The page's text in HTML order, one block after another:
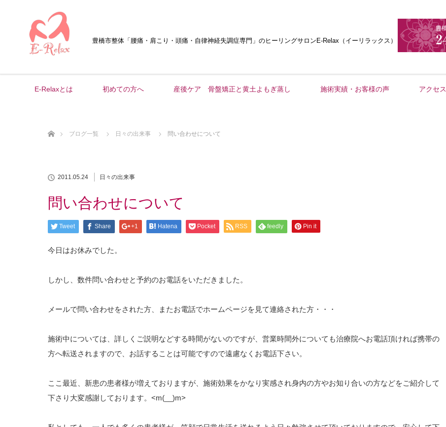
豊橋市整体 「腰痛・肩こり・頭痛・自律神経失調症専門」 のヒーリングサロンE-Relax（イーリラックス）
E-Relaxとは 初めての方へ 産後ケア 骨盤矯正と黄土よもぎ蒸し 施術実績・お客様の声 アクセス
ブログ一覧
日々の出来事 問い合わせについて
2011.05.24 日々の出来事
問い合わせについて
Tweet Share +1 Hatena Pocket RSS feedly Pin it
今日はお休みでした。
しかし、数件問い合わせと予約のお電話をいただきました。
メールで問い合わせをされた方、またお電話でホームページを見て連絡された方・・・
施術中については、詳しくご説明などする時間がないのですが、営業時間外についても治療院へお電話頂ければ携帯の
方へ転送されますので、お話することは可能ですので遠慮なくお電話下さい。
ここ最近、新患の患者様が増えておりますが、施術効果をかなり実感され身内の方やお知り合いの方などをご紹介して
下さり大変感謝しております。<m(__)m>